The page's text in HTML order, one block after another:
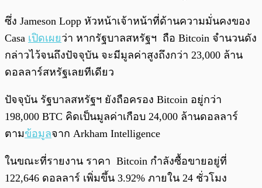
ซึ่ง Jameson Lopp หัวหน้าเจ้าหน้าที่ด้านความมั่นคงของ
Casa เปิดเผยว่า หากรัฐบาลสหรัฐฯ ถือ Bitcoin จำนวนดัง
กล่าวไว้จนถึงปัจจุบัน จะมีมูลค่าสูงถึงกว่า 23,000 ล้าน
ดอลลาร์สหรัฐเลยทีเดียว
ปัจจุบัน รัฐบาลสหรัฐฯ ยังถือครอง Bitcoin อยู่กว่า
198,000 BTC คิดเป็นมูลค่าเกือบ 24,000 ล้านดอลลาร์
ตามข้อมูลจาก Arkham Intelligence
ในขณะที่รายงาน ราคา Bitcoin กำลังซื้อขายอยู่ที่
122,646 ดอลลาร์ เพิ่มขึ้น 3.92% ภายใน 24 ชั่วโมง